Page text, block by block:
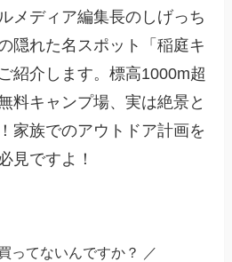
メディア編集長のしげっち
隠れた名スポット「稲庭キ
紹介します。標高1000m超
料キャンプ場、実は絶景と
家族でのアウトドア計画を
見ですよ！
ってないんですか？ ／